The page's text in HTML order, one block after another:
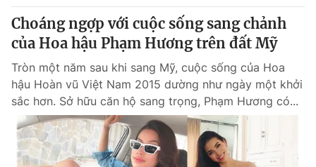
VTV4 Vươn mình bằng AI
VTV9 VTV8
Liên hệ tòa soạn English
Choáng ngợp với cuộc sống sang chảnh
của Hoa hậu Phạm Hương trên đất Mỹ
Tròn một năm sau khi sang Mỹ, cuộc sống của Hoa
hậu Hoàn vũ Việt Nam 2015 dường như ngày một khởi
sắc hơn. Sở hữu căn hộ sang trọng, Phạm Hương có...